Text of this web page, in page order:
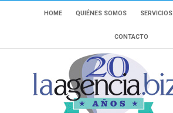
HOME QUIÉNES SOMOS SERVICIOS
CONTACTO